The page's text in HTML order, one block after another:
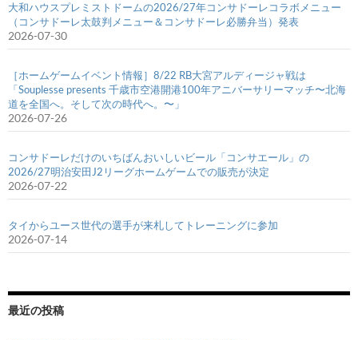
大和ハウスプレミストドームの2026/27年コンサドーレコラボメニュー
（コンサドーレ太鼓判メニュー＆コンサドーレ必勝弁当）発表
2026-07-30
［ホームゲームイベント情報］8/22 RB大宮アルディージャ戦は
「Souplesse presents 千歳市空港開港100年アニバーサリーマッチ〜北海
道を全国へ。そして次の時代へ。〜」
2026-07-26
コンサドーレだけのいちばんおいしいビール「コンサエール」の
2026/27明治安田J2リーグホームゲームでの販売が決定
2026-07-22
タイからユース世代の選手が来札してトレーニングに参加
2026-07-14
最近の投稿